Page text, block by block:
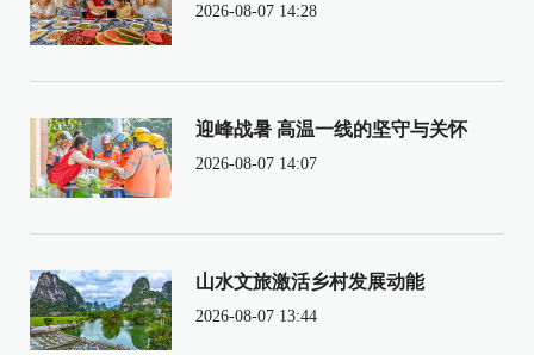
2026-08-07 14:28
迎峰战暑 高温一线的坚守与关怀
2026-08-07 14:07
山水文旅激活乡村发展动能
2026-08-07 13:44